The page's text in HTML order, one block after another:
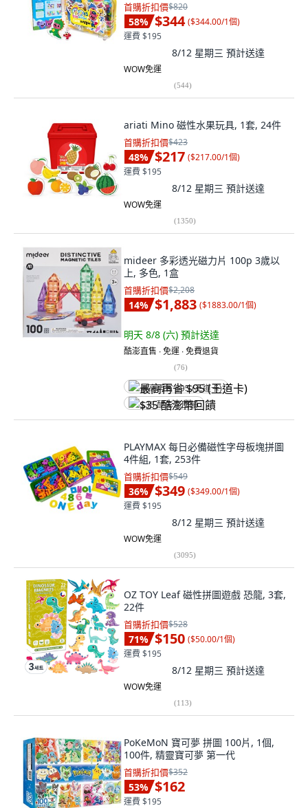
首購折扣價$820
58% $344 ($344.00/1個)
運費 $195
8/12 星期三 預計送達
WOW免運
(544)
ariati Mino 磁性水果玩具, 1套, 24件
首購折扣價$423
48% $217 ($217.00/1個)
運費 $195
8/12 星期三 預計送達
WOW免運
(1350)
mideer 多彩透光磁力片 100p 3歲以
上, 多色, 1盒
首購折扣價$2,208
14% $1,883 ($1883.00/1個)
明天 8/8 (六) 預計送達
酷澎直售 ∙ 免運 ∙ 免費退貨
(76)
最高再省 $95 (王道卡)
$35 酷澎幣回饋
PLAYMAX 每日必備磁性字母板塊拼圖
4件組, 1套, 253件
首購折扣價$549
36% $349 ($349.00/1個)
運費 $195
8/12 星期三 預計送達
WOW免運
(3095)
OZ TOY Leaf 磁性拼圖遊戲 恐龍, 3套,
22件
首購折扣價$528
71% $150 ($50.00/1個)
運費 $195
8/12 星期三 預計送達
WOW免運
(113)
PoKeMoN 寶可夢 拼圖 100片, 1個,
100件, 精靈寶可夢 第一代
首購折扣價$352
53% $162
運費 $195